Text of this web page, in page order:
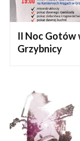
II Noc Gotów
Grzybnicy